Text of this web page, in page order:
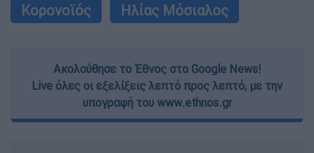
Κορονοϊός Ηλίας Μόσιαλος
Ακολούθησε το Έθνος στο Google News!
Live όλες οι εξελίξεις λεπτό προς λεπτό, με την
υπογραφή του www.ethnos.gr